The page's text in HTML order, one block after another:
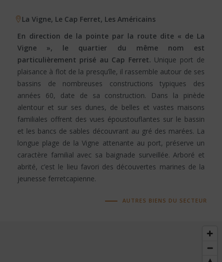
La Vigne, Le Cap Ferret, Les Américains
En direction de la pointe par la route dite « de La
Vigne », le quartier du même nom est
particulièrement prisé au Cap Ferret. Unique port de
plaisance à flot de la presqu’île, il rassemble autour de ses
bassins de nombreuses constructions typiques des
années 60, date de sa construction. Dans la pinède
alentour et sur ses dunes, de belles et vastes maisons
familiales offrent des vues époustouflantes sur le bassin
et les bancs de sables découvrant au gré des marées. La
longue plage de la Vigne attenante au port, préserve un
caractère familial avec sa baignade surveillée. Arboré et
abrité, c’est le lieu favori des découvertes marines de la
jeunesse ferretcapienne.
AUTRES BIENS DU SECTEUR